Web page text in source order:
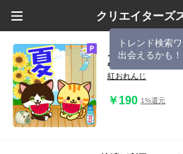
クリエイターズ
トレンド検索
出会えるかも！
夏♡ねこまみ
紅おれんじ
￥190 1%還元